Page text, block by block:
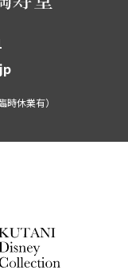
休業有）